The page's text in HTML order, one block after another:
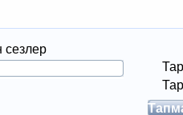
фракциялары
Независимая
Информация
Схема